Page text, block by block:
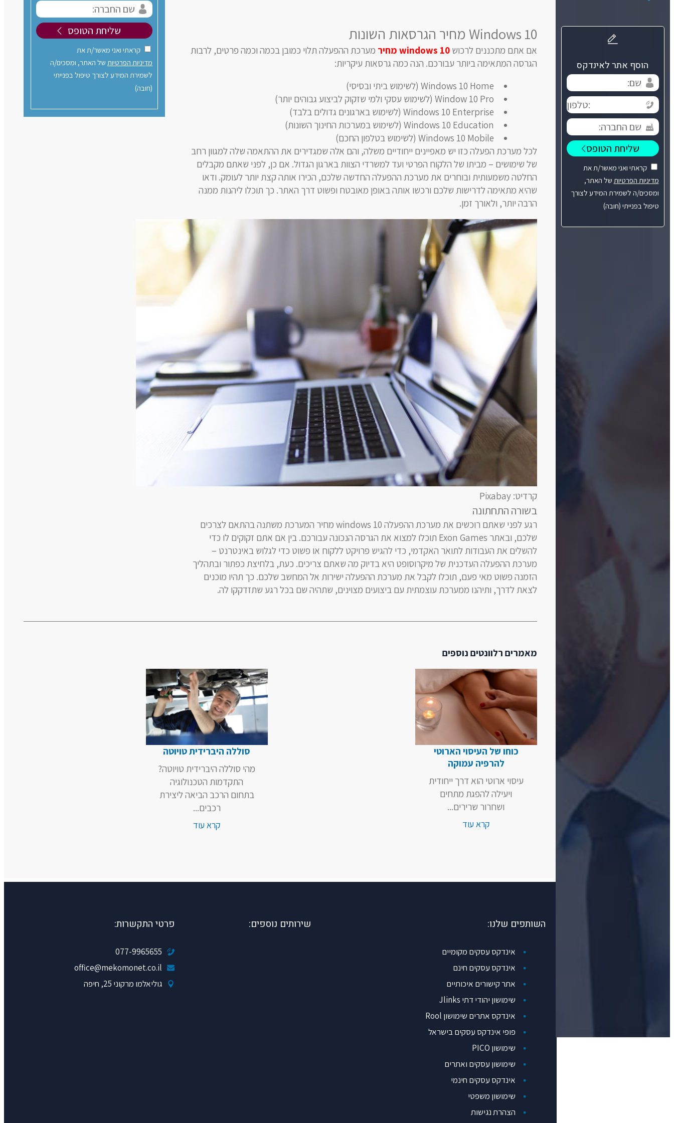
הוסף אתר לאינדקס
קראתי ואני מאשר/ת את
מדיניות הפרטיות של האתר,
ומסכים/ה לשמירת המידע לצורך
טיפול בפנייתי (חובה)
Windows 10 מחיר הגרסאות השונות
אם אתם מתכננים לרכוש windows 10מחיר מערכת ההפעלה תלוי כמובן בכמה וכמה פרטים, לרבות
הגרסה המתאימה ביותר עבורכם. הנה כמה גרסאות עיקריות:
Windows 10 Home (לשימוש ביתי ובסיסי)
Window 10 Pro (לשימוש עסקי ולמי שזקוק לביצוע גבוהים יותר)
Windows 10 Enterprise (לשימוש בארגונים גדולים בלבד)
Windows 10 Education (לשימוש במערכות החינוך השונות)
Windows 10 Mobile (לשימוש בטלפון החכם)
לכל מערכת הפעלה כזו יש מאפיינים ייחודיים משלה, והם אלה שמגדירים את ההתאמה שלה למגוון רחב
של שימושים – מביתו של הלקוח הפרטי ועד למשרדי הצוות בארגון הגדול. אם כן, לפני שאתם מקבלים
החלטה משמעותית ובוחרים את מערכת ההפעלה החדשה שלכם, הכירו אותה קצת יותר לעומק. ודאו
שהיא מתאימה לדרישות שלכם ורכשו אותה באופן מאובטח ופשוט דרך האתר. כך תוכלו ליהנות ממנה
הרבה יותר, ולאורך זמן.
קרדיט: Pixabay
בשורה התחתונה
רגע לפני שאתם רוכשים את מערכת ההפעלה windows 10 מחיר המערכת משתנה בהתאם לצרכים
שלכם, ובאתר Exon Games תוכלו למצוא את הגרסה הנכונה עבורכם. בין אם אתם זקוקים לו כדי
להשלים את העבודות לתואר האקדמי, כדי להגיש פרויקט ללקוח או פשוט כדי לגלוש באינטרנט –
מערכת ההפעלה העדכנית של מיקרוסופט היא בדיוק מה שאתם צריכים. כעת, בלחיצת כפתור ובתהליך
הזמנה פשוט מאי פעם, תוכלו לקבל את מערכת ההפעלה ישירות אל המחשב שלכם. כך תהיו מוכנים
לצאת לדרך, ותיהנו ממערכת עוצמתית עם ביצועים מצוינים, שתהיה שם בכל רגע שתזדקקו לה.
קראתי ואני מאשר/ת את
מדיניות הפרטיותשל האתר, ומסכים/ה
לשמירת המידע לצורך טיפול בפנייתי
(חובה)
מאמרים רלוונטים נוספים
כוחו של העיסוי הארוטי
להרפיה עמוקה
עיסוי ארוטי הוא דרך ייחודית
ויעילה להפגת מתחים
ושחרור שרירים...
קרא עוד
סוללה היברידית טויוטה
מהי סוללה היברידית טויוטה?
התקדמות הטכנולוגיה
בתחום הרכב הביאה ליצירת
רכבים...
קרא עוד
השותפים שלנו:
אינדקס עסקים מקומיים
אינדקס עסקים חינם
אתר קישורים איכותיים
שימושון יהודי דתי Jlinks
אינדקס אתרים שימושון Rool
פופי אינדקס עסקים בישראל
שימושון PICO
שימושון עסקים ואתרים
אינדקס עסקים חינמי
שימושון משפטי
הצהרת נגישות
שירותים נוספים: פרטי התקשרות:
077-9965655
office@mekomonet.co.il
גוליאלמו מרקוני 25, חיפה